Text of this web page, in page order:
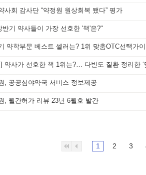
사회 감사단 “약정원 원상회복 됐다” 평가
반기 약사들이 가장 선호한 '책'은?"
약학부문 베스트 셀러는? 1위 맞춤OTC선택가
, 공공심야약국 서비스 정보제공
, 월간허가 리뷰 23년 6월호 발간
1 2 3